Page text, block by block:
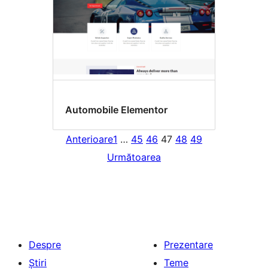
Automobile Elementor
Anterioare1 … 45 46 47 48 49
Următoarea
Despre
Știri
Prezentare
Teme